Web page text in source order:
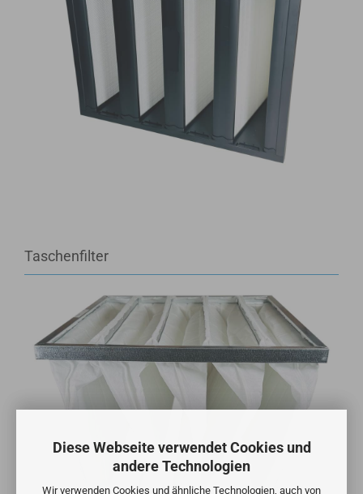
Diese Webseite verwendet Cookies und
andere Technologien
Wir verwenden Cookies und ähnliche Technologien, auch von
Taschenfilter